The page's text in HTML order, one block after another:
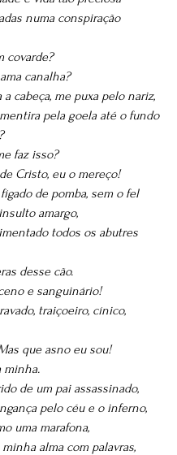
numa conspiração
covarde?
canalha?
cabeça, me puxa pelo nariz,
pela goela até o fundo
faz isso?
Cristo, eu o mereço!
de pomba, sem o fel
amargo,
todos os abutres
desse cão.
e sanguinário!
traiçoeiro, cínico,
que asno eu sou!
minha.
de um pai assassinado,
pelo céu e o inferno,
uma marafona,
alma com palavras,